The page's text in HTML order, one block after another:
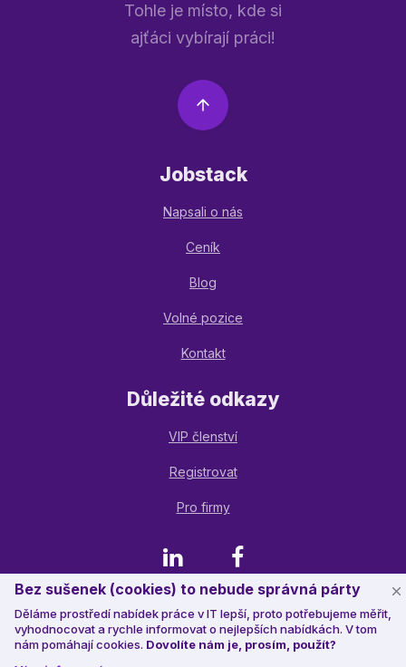
Bez sušenek (cookies) to nebude správná párty
Děláme prostředí nabídek práce v IT lepší, proto potřebujeme měřit,
vyhodnocovat a rychle informovat o nejlepších nabídkách. V tom
nám pomáhají cookies. Dovolíte nám je, prosím, použít?
Tohle je místo, kde si
ajťáci vybírají práci!
Jobstack
Napsali o nás
Ceník
Blog
Volné pozice
Kontakt
Důležité odkazy
VIP členství
Registrovat
Pro firmy
LinkedIn Facebook
© 2023 Jobstack.it, všechna práva vyhrazena